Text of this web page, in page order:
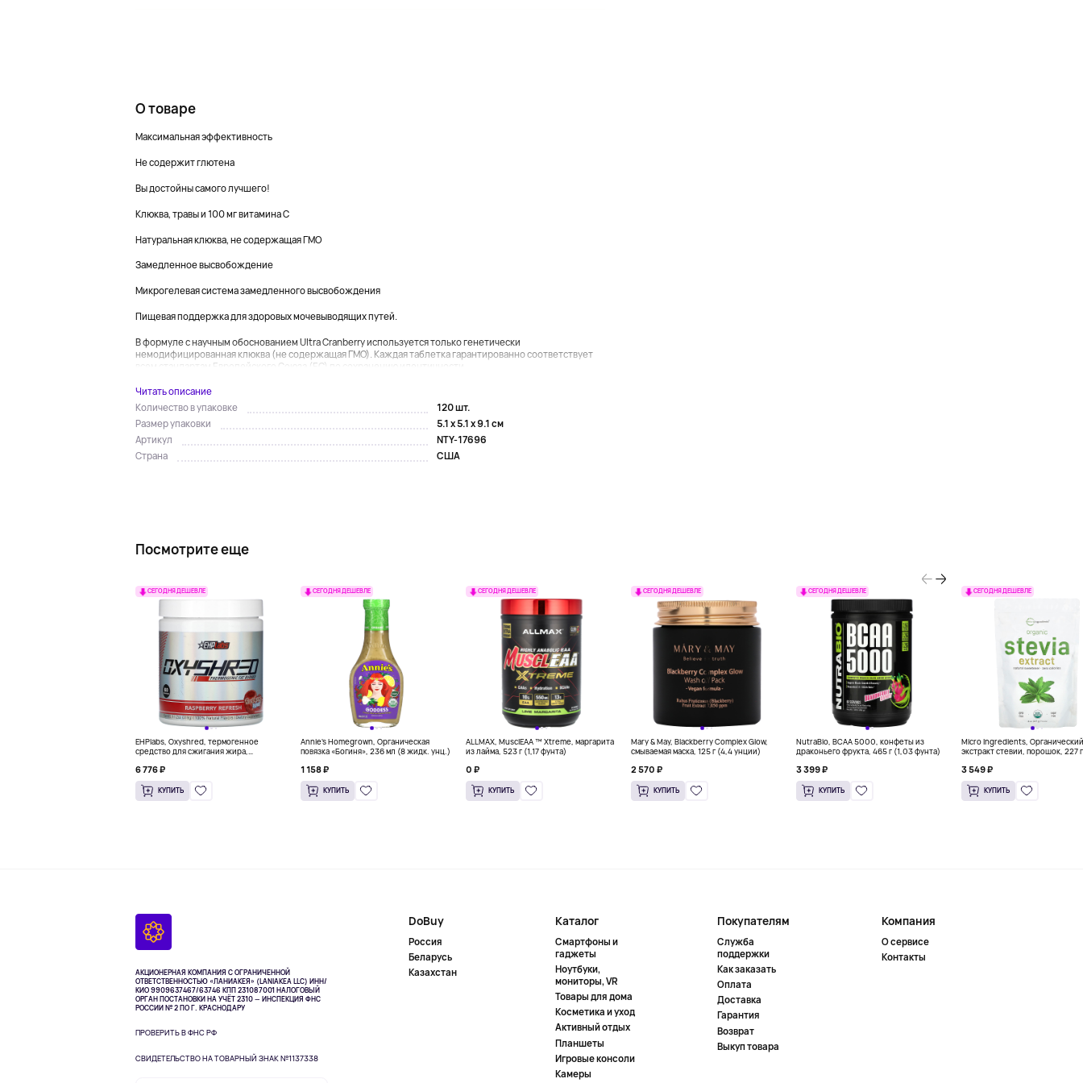
О товаре
Максимальная эффективность
Не содержит глютена
Вы достойны самого лучшего!
Клюква, травы и 100 мг витамина С
Натуральная клюква, не содержащая ГМО
Замедленное высвобождение
Микрогелевая система замедленного высвобождения
Пищевая поддержка для здоровых мочевыводящих путей.
В формуле с научным обоснованием Ultra Cranberry используется только генетически
немодифицированная клюква (не содержащая ГМО). Каждая таблетка гарантированно соответствует
всем стандартам Европейского Союза (ЕС) по сохранению идентичности...
Читать описание
Количество в упаковке
120 шт.
Размер упаковки
5.1 x 5.1 x 9.1 см
Артикул
NTY-17696
Страна
США
Посмотрите еще
СЕГОДНЯ ДЕШЕВЛЕ
EHPlabs, Oxyshred, термогенное
средство для сжигания жира,
унции)
6 776 ₽
КУПИТЬ
СЕГОДНЯ ДЕШЕВЛЕ
Annie's Homegrown, Органическая
повязка «Богиня», 236 мл (8 жидк. унц.)
1 158 ₽
КУПИТЬ
СЕГОДНЯ ДЕШЕВЛЕ
ALLMAX, MusclEAA ™ Xtreme, маргарита
из лайма, 523 г (1,17 фунта)
0 ₽
КУПИТЬ
СЕГОДНЯ ДЕШЕВЛЕ
Mary & May, Blackberry Complex Glow,
смываемая маска, 125 г (4,4 унции)
2 570 ₽
КУПИТЬ
СЕГОДНЯ ДЕШЕВЛЕ
NutraBio, BCAA 5000, конфеты из
драконьего фрукта, 465 г (1,03 фунта)
3 399 ₽
КУПИТЬ
СЕГОДНЯ ДЕШЕВЛЕ
Micro Ingredients, Органический
экстракт стевии, порошок, 227
3 549 ₽
КУПИТЬ
АКЦИОНЕРНАЯ КОМПАНИЯ С ОГРАНИЧЕННОЙ
ОТВЕТСТВЕННОСТЬЮ «ЛАНИАКЕЯ» (LANIAKEA LLC) ИНН/
КИО 9909637467/63746 КПП 231087001НАЛОГОВЫЙ
ОРГАН ПОСТАНОВКИ НА УЧЁТ 2310 — ИНСПЕКЦИЯ ФНС
РОССИИ № 2 ПО Г. КРАСНОДАРУ
ПРОВЕРИТЬ В ФНС РФ
СВИДЕТЕЛЬСТВО НА ТОВАРНЫЙ ЗНАК №1137338
DoBuy
Россия
Беларусь
Казахстан
Каталог
Смартфоны и
гаджеты
Ноутбуки,
мониторы, VR
Товары для дома
Косметика и уход
Активный отдых
Планшеты
Игровые консоли
Камеры
Покупателям
Служба
поддержки
Как заказать
Оплата
Доставка
Гарантия
Возврат
Выкуп товара
Компания
О сервисе
Контакты